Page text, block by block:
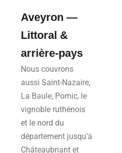
Aveyron —
Littoral &
arrière-pays
Nous couvrons
aussi Saint-Nazaire,
La Baule, Pornic, le
vignoble ruthénois
et le nord du
département jusqu’à
Châteaubriant et